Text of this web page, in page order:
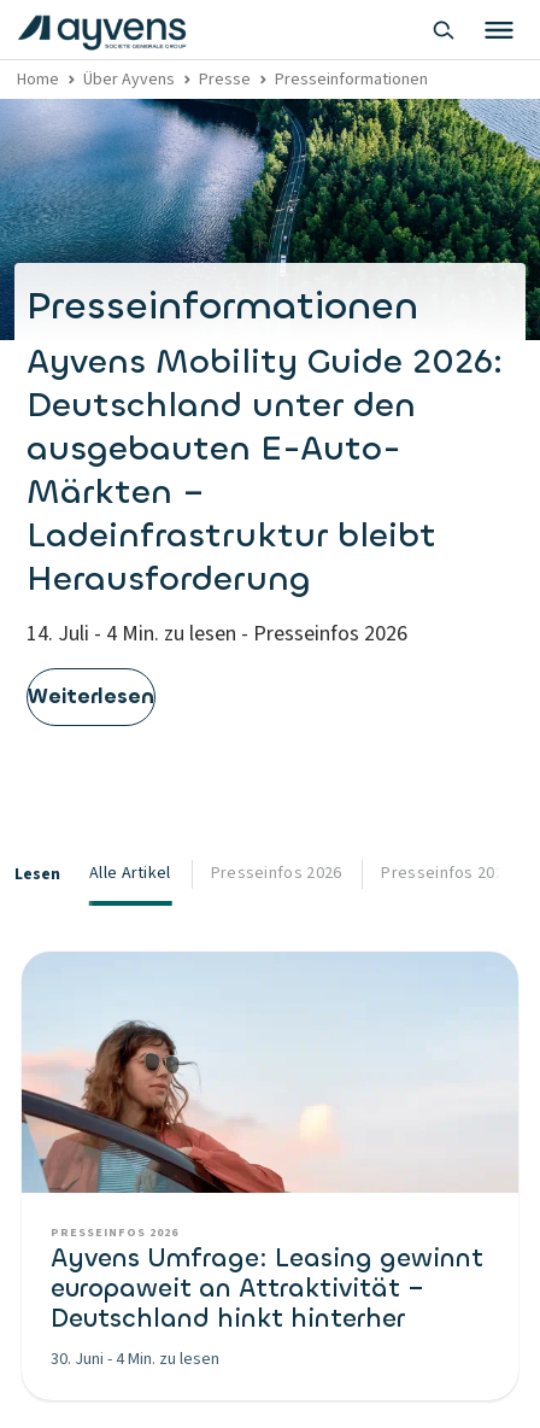
Home Über Ayvens Presse Presseinformationen
Presseinformationen
Ayvens Mobility Guide 2026:
Deutschland unter den
ausgebauten E-Auto-
Märkten –
Ladeinfrastruktur bleibt
Herausforderung
14. Juli - 4 Min. zu lesen - Presseinfos 2026
Weiterlesen
Lesen Alle Artikel Presseinfos 2026 Presseinfos 2025
PRESSEINFOS 2026
Ayvens Umfrage: Leasing gewinnt
europaweit an Attraktivität –
Deutschland hinkt hinterher
30. Juni -4 Min. zu lesen